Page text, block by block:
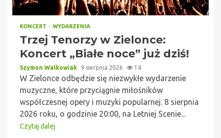
KONCERT WYDARZENIA
Trzej Tenorzy w Zielonce:
Koncert „Białe noce” już dziś!
Szymon Walkowiak 9 sierpnia 2026 14
W Zielonce odbędzie się niezwykłe wydarzenie
muzyczne, które przyciągnie miłośników
współczesnej opery i muzyki popularnej. 8 sierpnia
2026 roku, o godzinie 20:00, na Letniej Scenie...
Czytaj dalej